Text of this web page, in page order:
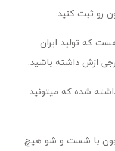
رو ثبت کنید.
که تولید ایران
ازش داشته باشید.
شده که میتونید
با شست و شو هیچ